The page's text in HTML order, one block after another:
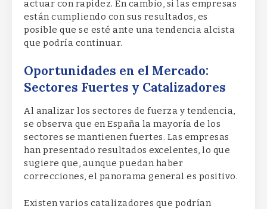
actuar con rapidez. En cambio, si las empresas
están cumpliendo con sus resultados, es
posible que se esté ante una tendencia alcista
que podría continuar.
Oportunidades en el Mercado:
Sectores Fuertes y Catalizadores
Al analizar los sectores de fuerza y tendencia,
se observa que en España la mayoría de los
sectores se mantienen fuertes. Las empresas
han presentado resultados excelentes, lo que
sugiere que, aunque puedan haber
correcciones, el panorama general es positivo.
Existen varios catalizadores que podrían